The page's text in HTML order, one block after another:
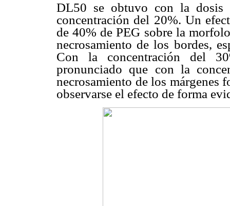
DL50 se obtuvo con la
concentración del 20%. Un
de 40% de PEG sobre la
necrosamiento de los bordes,
Con la concentración del
pronunciado que con la
necrosamiento de los márgenes
observarse el efecto de forma